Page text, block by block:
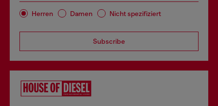
Herren Damen Nicht spezifiziert
Subscribe